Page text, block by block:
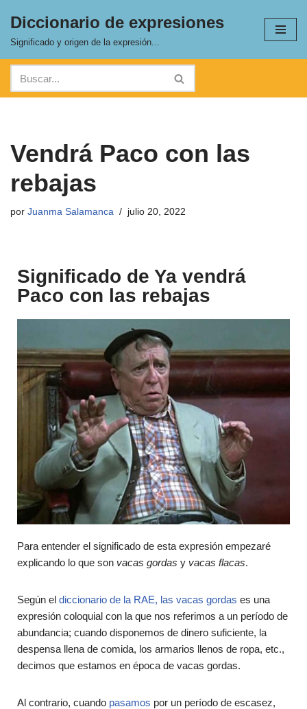
Saltar
contenido
Diccionario de expresiones
Significado y origen de la expresión...
Vendrá Paco con las
rebajas
por Juanma Salamanca julio 20, 2022
Significado de Ya vendrá
Paco con las rebajas
Para entender el significado de esta expresión empezaré
explicando lo que son vacas gordas y vacas flacas.
Según el diccionario de la RAE, las vacas gordas es una
expresión coloquial con la que nos referimos a un período de
abundancia; cuando disponemos de dinero suficiente, la
despensa llena de comida, los armarios llenos de ropa, etc.,
decimos que estamos en época de vacas gordas.
Al contrario, cuando pasamos por un período de escasez,